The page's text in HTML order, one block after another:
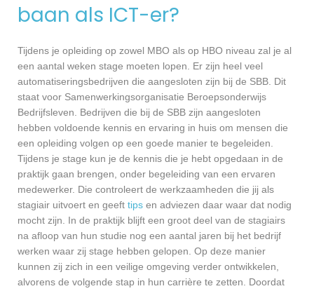
baan als ICT-er?
Tijdens je opleiding op zowel MBO als op HBO niveau zal je al
een aantal weken stage moeten lopen. Er zijn heel veel
automatiseringsbedrijven die aangesloten zijn bij de SBB. Dit
staat voor Samenwerkingsorganisatie Beroepsonderwijs
Bedrijfsleven. Bedrijven die bij de SBB zijn aangesloten
hebben voldoende kennis en ervaring in huis om mensen die
een opleiding volgen op een goede manier te begeleiden.
Tijdens je stage kun je de kennis die je hebt opgedaan in de
praktijk gaan brengen, onder begeleiding van een ervaren
medewerker. Die controleert de werkzaamheden die jij als
stagiair uitvoert en geeft tips en adviezen daar waar dat nodig
mocht zijn. In de praktijk blijft een groot deel van de stagiairs
na afloop van hun studie nog een aantal jaren bij het bedrijf
werken waar zij stage hebben gelopen. Op deze manier
kunnen zij zich in een veilige omgeving verder ontwikkelen,
alvorens de volgende stap in hun carrière te zetten. Doordat